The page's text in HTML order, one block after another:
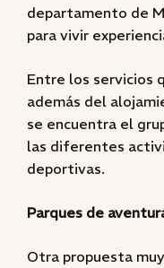
departamento de
para vivir
Entre los servicios
además del
se encuentra el
las diferentes
deportivas.
Parques de
Otra propuesta